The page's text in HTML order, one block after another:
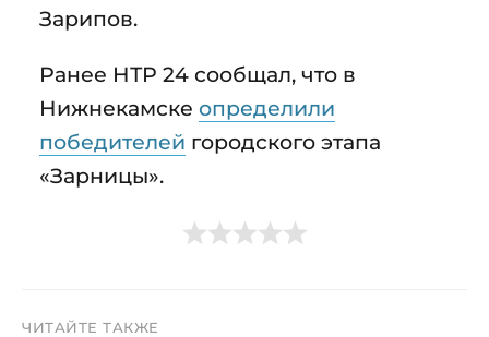
Зарипов.
Ранее НТР 24 сообщал, что в
Нижнекамске определили
победителей городского этапа
«Зарницы».
ЧИТАЙТЕ ТАКЖЕ